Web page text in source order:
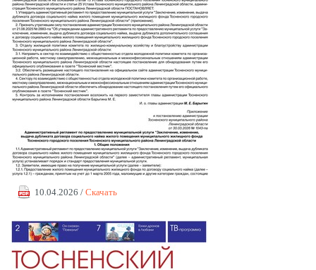
10.04.2026 / Скачать